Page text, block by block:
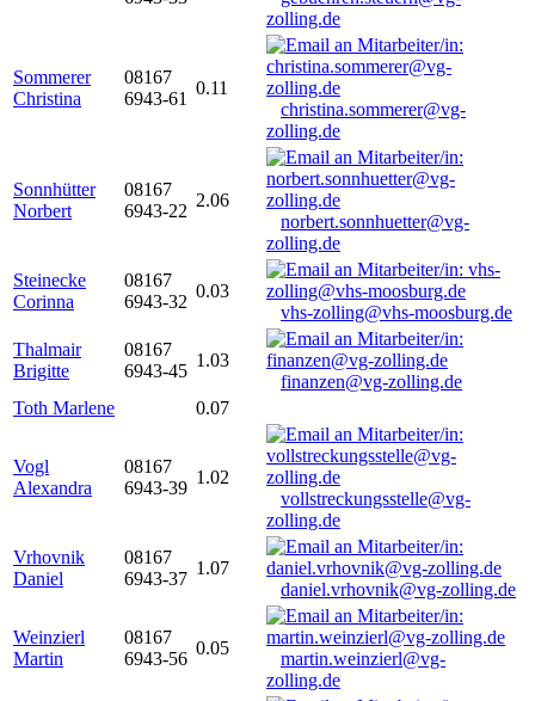
zolling.de
Sommerer
Christina
08167
6943-61
0.11
christina.sommerer@vg-
zolling.de
Sonnhütter
Norbert
08167
6943-22
2.06
norbert.sonnhuetter@vg-
zolling.de
Steinecke
Corinna
08167
6943-32
0.03
vhs-zolling@vhs-moosburg.de
Thalmair
Brigitte
08167
6943-45
1.03
finanzen@vg-zolling.de
Toth Marlene
0.07
Vogl
Alexandra
08167
6943-39
1.02
vollstreckungsstelle@vg-
zolling.de
Vrhovnik
Daniel
08167
6943-37
1.07
daniel.vrhovnik@vg-zolling.de
Weinzierl
Martin
08167
6943-56
0.05
martin.weinzierl@vg-
zolling.de